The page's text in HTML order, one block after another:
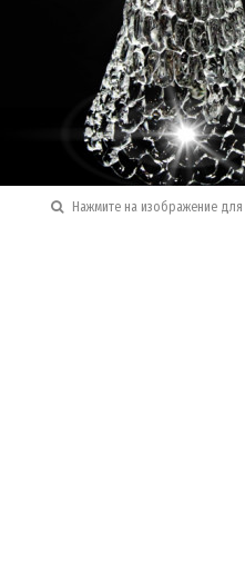
Нажмите на изображение для